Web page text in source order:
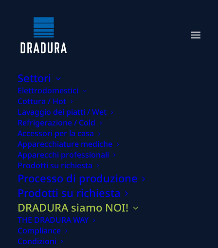
Settori
Elettrodomestici
Cottura / Hot
Lavaggio dei piatti / Wet
Refrigerazione / Cold
Accessori per la casa
Apparecchiature mediche
Apparecchi professionali
Prodotti su richiesta
Processo di produzione
Prodotti su richiesta
DRADURA siamo NOI!
THE DRADURA WAY
Compliance
Condizioni
Parliamo di soluzioni adatte alle
vostre esigenze!